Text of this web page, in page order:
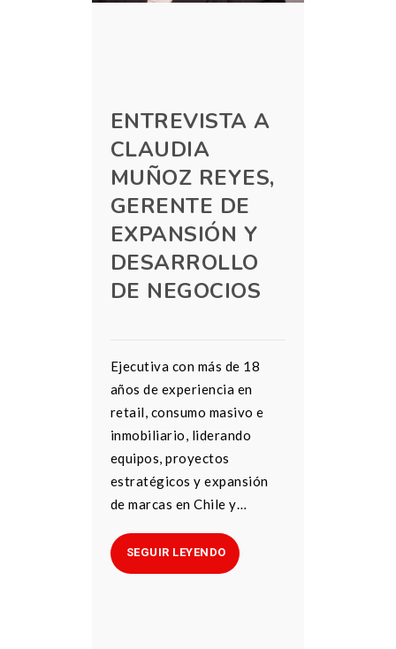
ENTREVISTA A
CLAUDIA
MUÑOZ REYES,
GERENTE DE
EXPANSIÓN Y
DESARROLLO
DE NEGOCIOS
Ejecutiva con más de 18
años de experiencia en
retail, consumo masivo e
inmobiliario, liderando
equipos, proyectos
estratégicos y expansión
de marcas en Chile y…
SEGUIR LEYENDO